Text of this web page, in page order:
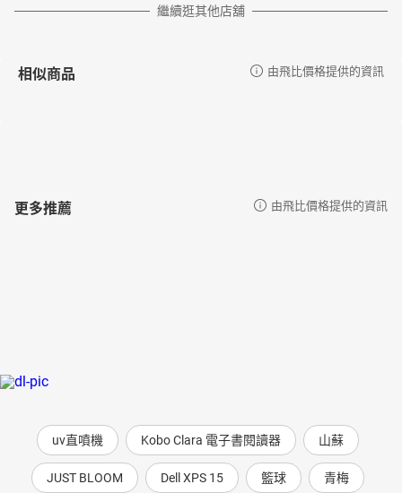
繼續逛其他店舖
相似商品 由飛比價格提供的資訊
更多推薦 由飛比價格提供的資訊
uv直噴機 Kobo Clara 電子書閱讀器 山蘇
JUST BLOOM Dell XPS 15 籃球 青梅